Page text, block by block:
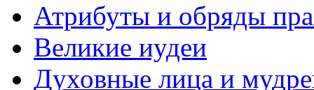
Атрибуты и обряды
Великие иудеи
Духовные лица и